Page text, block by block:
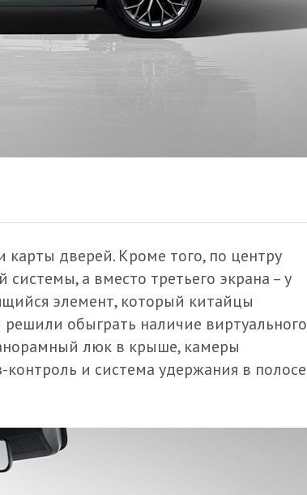
дверей. Кроме того, по центру
а вместо третьего экрана – у
элемент, который китайцы
обыграть наличие виртуального
люк в крыше, камеры
и система удержания в полосе